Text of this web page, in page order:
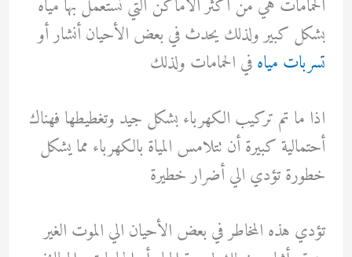
الحمامات هي من أكثر الأماكن التي نستعمل بها مياه
بشكل كبير ولذلك يحدث في بعض الأحيان أنشار أو
تسربات مياهفي الحمامات ولذلك
اذا ما تم تركيب الكهرباء بشكل جيد وتغطيطها فهناك
أحتمالية كبيرة أن تتلامس المياة بالكهرباء مما يشكل
خطورة تؤدي الي أضرار خطيرة
تؤدي هذه المخاطر في بعض الأحيان الي الموت الغير